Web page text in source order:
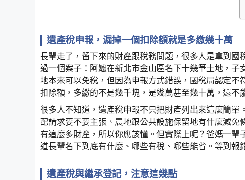
遺產稅申報，漏掉一個扣除額就是多繳幾十萬
長輩走了，留下來的財產跟稅務問題，很多人是拿到
過一個案子：阿嬤在新北市金山區名下十幾筆土地，
地本來可以免稅，但因為申報方式錯誤，國稅局認定
扣除額，多繳的不是幾千塊，是幾萬甚至幾十萬，還不
很多人不知道，遺產稅申報不只把財產列出來這麼簡
配請求要不要主張、農地跟公共設施保留地有什麼減
有這麼多財產，所以你應該懂。但實際上呢？爸媽一
道長輩名下到底有什麼、哪些有稅、哪些能省。等到報
遺產稅與繼承登記，注意這幾點